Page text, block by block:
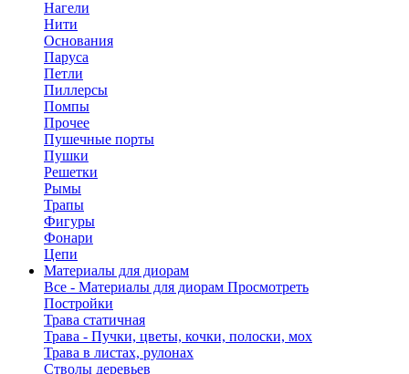
Нагели
Нити
Основания
Паруса
Петли
Пиллерсы
Помпы
Прочее
Пушечные порты
Пушки
Решетки
Рымы
Трапы
Фигуры
Фонари
Цепи
Материалы для диорам
Все - Материалы для диорам Просмотреть
Постройки
Трава статичная
Трава - Пучки, цветы, кочки, полоски, мох
Трава в листах, рулонах
Стволы деревьев